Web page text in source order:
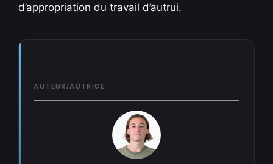
d’appropriation du travail d’autrui.
AUTEUR/AUTRICE